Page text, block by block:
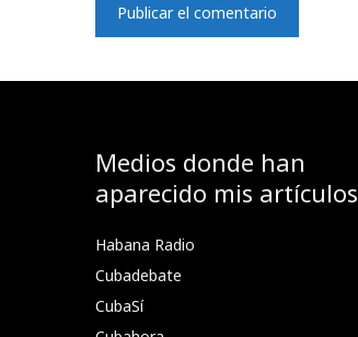
Medios donde han
aparecido mis artículos
Habana Radio
Cubadebate
CubaSí